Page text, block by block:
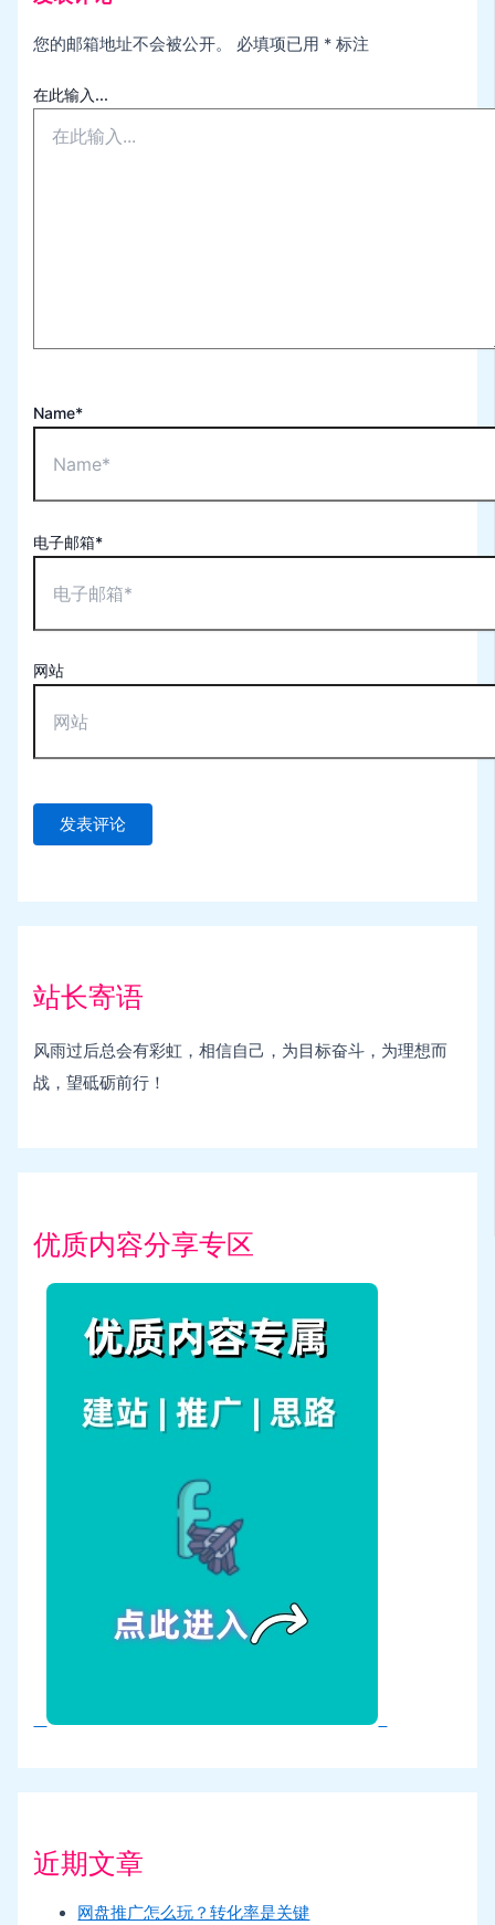
您的邮箱地址不会被公开。 必填项已用 * 标注
在此输入...
Name*
电子邮箱*
网站
站长寄语
风雨过后总会有彩虹，相信自己，为目标奋斗，为理想而
战，望砥砺前行！
优质内容分享专区
近期文章
网盘推广怎么玩？转化率是关键